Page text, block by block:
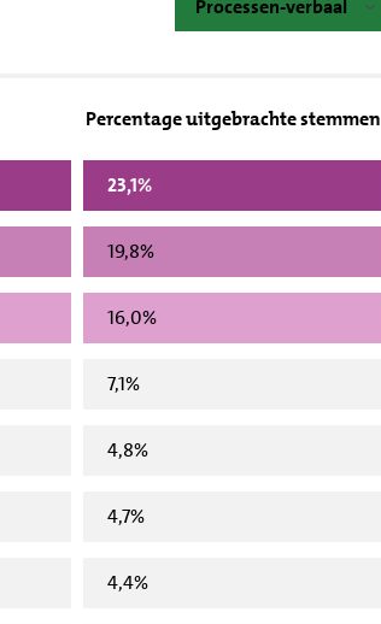
Processen-verbaal
Percentage uitgebrachte stemmen
23,1%
19,8%
16,0%
7,1%
4,8%
4,7%
4,4%